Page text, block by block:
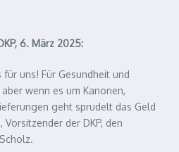
6. März 2025:
uns! Für Gesundheit und
wenn es um Kanonen,
geht sprudelt das Geld
der DKP, den